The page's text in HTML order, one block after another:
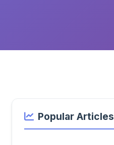
Popular Articles